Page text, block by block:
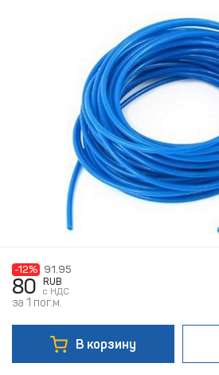
-12% 91.95
80
RUB
c НДС
за 1 пог.м.
В корзину